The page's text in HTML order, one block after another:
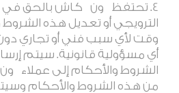
تحتفظ ون كاش بالحق في
الترويجي أو تعديل هذه
وقت لأي سبب فني أو تجاري
أي مسؤولية قانونية. سيتم
الشروط والأحكام إلى عملاء
من هذه الشروط والأحكام